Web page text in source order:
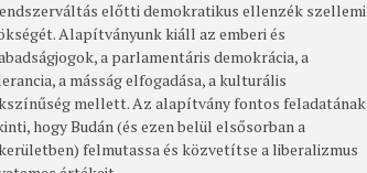
előtti demokratikus ellenzék szellemi
Alapítványunk kiáll az emberi és
a parlamentáris demokrácia, a
a másság elfogadása, a kulturális
mellett. Az alapítvány fontos feladatának
hogy Budán (és ezen belül elsősorban a
felmutassa és közvetítse a liberalizmus